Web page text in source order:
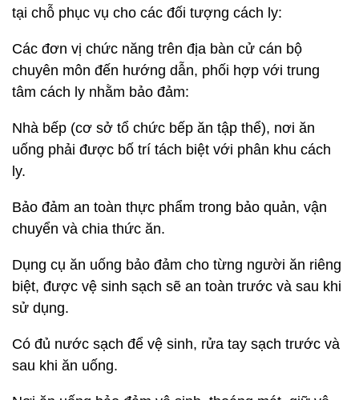
tại chỗ phục vụ cho các đối tượng cách ly:
Các đơn vị chức năng trên địa bàn cử cán bộ
chuyên môn đến hướng dẫn, phối hợp với trung
tâm cách ly nhằm bảo đảm:
Nhà bếp (cơ sở tổ chức bếp ăn tập thể), nơi ăn
uống phải được bố trí tách biệt với phân khu cách
ly.
Bảo đảm an toàn thực phẩm trong bảo quản, vận
chuyển và chia thức ăn.
Dụng cụ ăn uống bảo đảm cho từng người ăn riêng
biệt, được vệ sinh sạch sẽ an toàn trước và sau khi
sử dụng.
Có đủ nước sạch để vệ sinh, rửa tay sạch trước và
sau khi ăn uống.